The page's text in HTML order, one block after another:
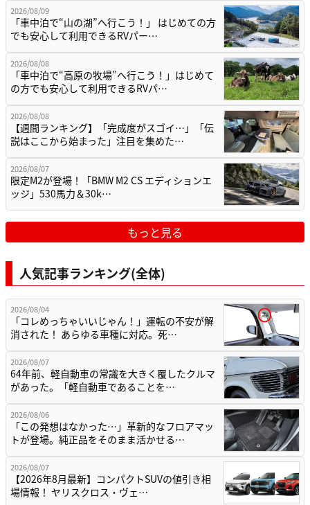
2026/08/09
「車中泊で“山の湖”へ行こう！」 はじめての方
でも安心して利用できるRVパー…
2026/08/08
「車中泊で“高原の牧場”へ行こう！」はじめて
の方でも安心して利用できるRVパ…
2026/08/08
【週間ランキング】「完成度がスゴイ…」「伝
説はここから始まった」注目を集めた…
2026/08/07
限定M2が登場！「BMW M2 CS エディションエ
ッジ」530馬力＆30k…
もっと見る
人気記事ランキング(全体)
2026/08/04
「コレめっちゃいいじゃん！」運転の不安が解
消された！ あらゆる車種に対応。死…
2026/08/07
64年前、軽自動車の常識を大きく覆したクルマ
があった。「軽自動車であることを…
2026/08/06
「この発想はなかった…」革新的なフロアマッ
トが登場。純正品をそのまま活かせる…
2026/08/07
【2026年8月最新】コンパクトSUVの値引き相
場情報！ ヤリスクロス・ヴェ…